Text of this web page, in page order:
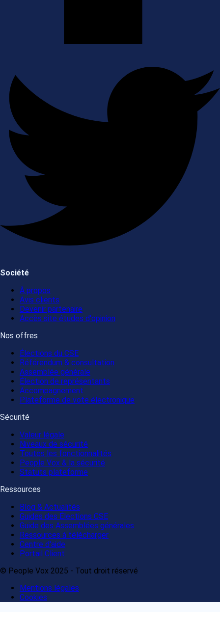
Société
À propos
Avis clients
Devenir partenaire
Accès site études d'opinion
Nos offres
Élections du CSE
Référendum & consultation
Assemblée générale
Élection de représentants
Accompagnement
Plateforme de vote électronique
Sécurité
Valeur légale
Niveaux de sécurité
Toutes les fonctionnalités
People Vox & la sécurité
Statuts plateforme
Ressources
Blog & Actualités
Guides des Élections CSE
Guide des Assemblées générales
Ressources à télécharger
Centre d'aide
Portail Client
© People Vox 2025 - Tout droit réservé
Mentions légales
Cookies